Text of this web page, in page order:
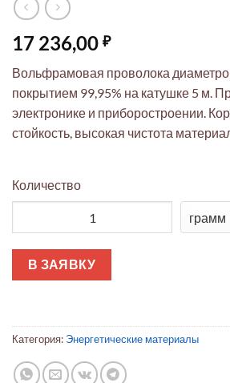
17 236,00 ₽
Вольфрамовая проволока
покрытием 99,95% на катушке 5 м.
электронике и приборостроении.
стойкость, высокая чистота
Количество
В ЗАЯВКУ
Категория: Энергетические материалы